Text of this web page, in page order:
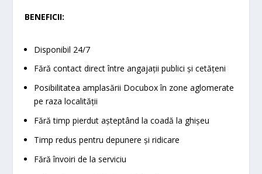
BENEFICII:
Disponibil 24/7
Fără contact direct între angajații publici și cetățeni
Posibilitatea amplasării Docubox în zone aglomerate
pe raza localității
Fără timp pierdut așteptând la coadă la ghișeu
Timp redus pentru depunere și ridicare
Fără învoiri de la serviciu